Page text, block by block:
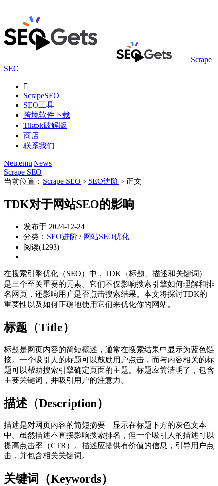
Scrape
SEO

ScrapeSEO
SEO工具
跨境软件下载
Tiktok破解版
商店
联系我们
Neutemu|News
Scrape SEO
当前位置： Scrape SEO > SEO进阶 > 正文
TDK对于网站SEO的影响
发布于 2024-12-24
分类： SEO进阶 / 网站SEO优化
阅读(1293)
在搜索引擎优化（SEO）中，TDK（标题、描述和关键词）
是三个至关重要的元素。它们不仅影响搜索引擎如何理解和排
名网页，还影响用户是否点击搜索结果。本文将探讨TDK的
重要性以及如何正确地使用它们来优化你的网站。
标题（Title）
标题是网页内容的简短概述，通常在搜索结果中显示为蓝色链
接。一个吸引人的标题可以鼓励用户点击，而与内容相关的标
题可以帮助搜索引擎确定页面的主题。标题应简洁明了，包含
主要关键词，并吸引用户的注意力。
描述（Description）
描述是对网页内容的简短摘要，显示在标题下方的灰色文本
中。虽然描述不直接影响搜索排名，但一个吸引人的描述可以
提高点击率（CTR）。描述应提供有价值的信息，引导用户点
击，并包含相关关键词。
关键词（Keywords）